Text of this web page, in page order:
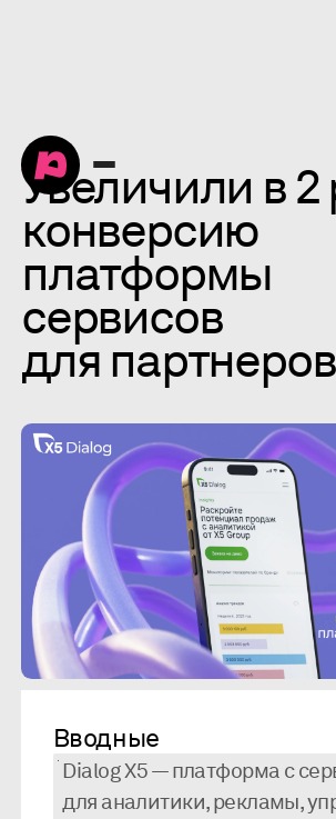
Увеличили в 2
конверсию
платформы
сервисов
для
Вводные
Dialog X5 — платформа с
для аналитики, рекламы,